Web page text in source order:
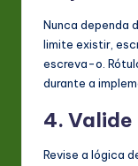
Nunca dependa
limite existir,
escreva-o.
durante a
4.
Revise a lógica